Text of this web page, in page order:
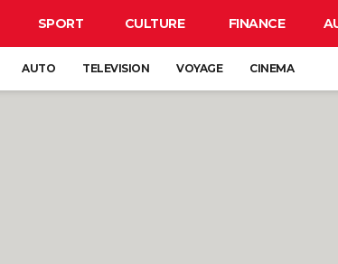
SPORT CULTURE FINANCE
AUTO TELEVISION VOYAGE CINEMA